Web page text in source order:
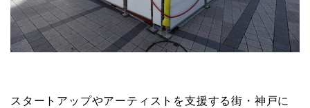
スタートアップやアーティストを支援する街・神戸に